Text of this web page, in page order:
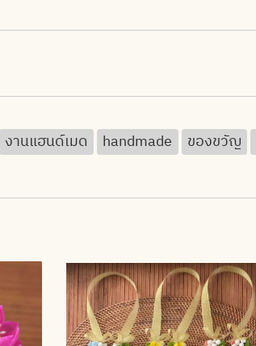
งานแฮนด์เมด handmade ของขวัญ